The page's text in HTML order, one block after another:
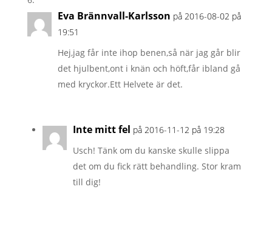
Eva Brännvall-Karlsson på 2016-08-02 på
19:51
Hej,jag får inte ihop benen,så när jag går blir
det hjulbent,ont i knän och höft,får ibland gå
med kryckor.Ett Helvete är det.
Inte mitt fel på 2016-11-12 på 19:28
Usch! Tänk om du kanske skulle slippa
det om du fick rätt behandling. Stor kram
till dig!